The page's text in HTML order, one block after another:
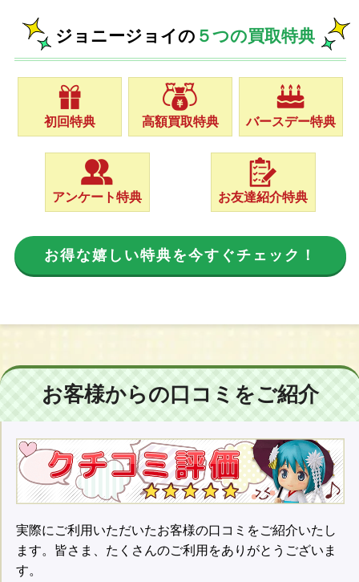
ジョニージョイの ５つの買取特典
初回特典 高額買取特典 バースデー特典
アンケート特典 お友達紹介特典
お得な嬉しい特典を今すぐチェック！
お客様からの口コミをご紹介
実際にご利用いただいたお客様の口コミをご紹介いたし
ます。皆さま、たくさんのご利用をありがとうございま
す。